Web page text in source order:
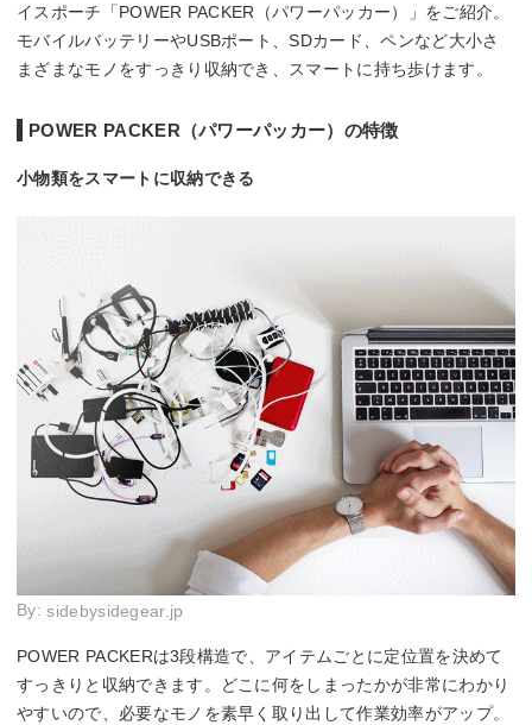
イスポーチ「POWER PACKER（パワーパッカー）」をご紹介。
モバイルバッテリーやUSBポート、SDカード、ペンなど大小さ
まざまなモノをすっきり収納でき、スマートに持ち歩けます。
POWER PACKER（パワーパッカー）の特徴
小物類をスマートに収納できる
By: sidebysidegear.jp
POWER PACKERは3段構造で、アイテムごとに定位置を決めて
すっきりと収納できます。どこに何をしまったかが非常にわかり
やすいので、必要なモノを素早く取り出して作業効率がアップ。